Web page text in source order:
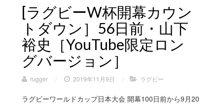
[ラグビーW杯開幕カウン
トダウン］56日前・山下
裕史［YouTube限定ロン
グバージョン］
rugger / 2019年11月9日 / ラグビー
ラグビーワールドカップ日本大会 開幕100日前から9月20